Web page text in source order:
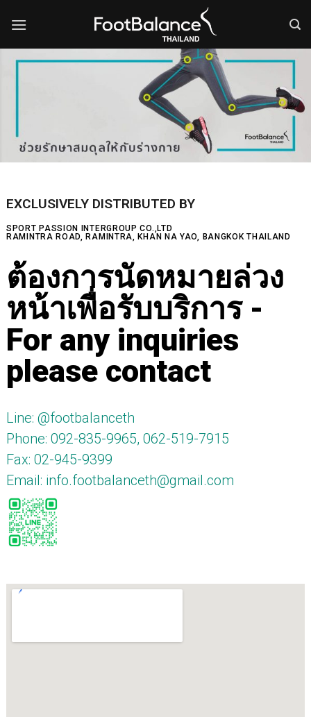
EXCLUSIVELY DISTRIBUTED BY
SPORT PASSION INTERGROUP CO.,LTD
RAMINTRA ROAD, RAMINTRA, KHAN NA YAO, BANGKOK THAILAND
ต้องการนัดหมายล่วง
หน้าเพื่อรับบริการ -
For any inquiries
please contact
Line: @footbalanceth
Phone: 092-835-9965, 062-519-7915
Fax: 02-945-9399
Email: info.footbalanceth@gmail.com